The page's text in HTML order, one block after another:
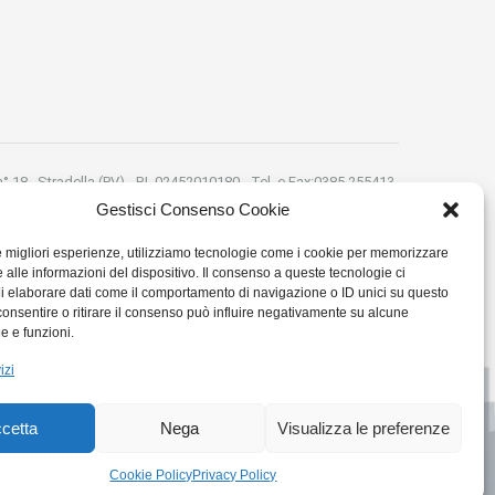
Gestisci Consenso Cookie
migliori esperienze, utilizziamo tecnologie come i cookie per memorizzare
alle informazioni del dispositivo. Il consenso a queste tecnologie ci
elaborare dati come il comportamento di navigazione o ID unici su questo
o ritirare il consenso può influire negativamente su alcune
e funzioni.
Nega Visualizza le preferenze
Cookie PolicyPrivacy Policy
18 , Stradella (PV) - P.I. 02452010180 - Tel. e Fax:0385 255413-
-Privacy Policy